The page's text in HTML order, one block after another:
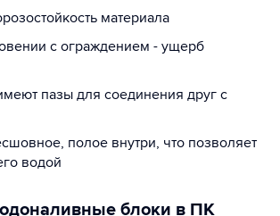
материала
с ограждением - ущерб
пазы для соединения друг с
полое внутри, что позволяет
водой
блоки в ПК